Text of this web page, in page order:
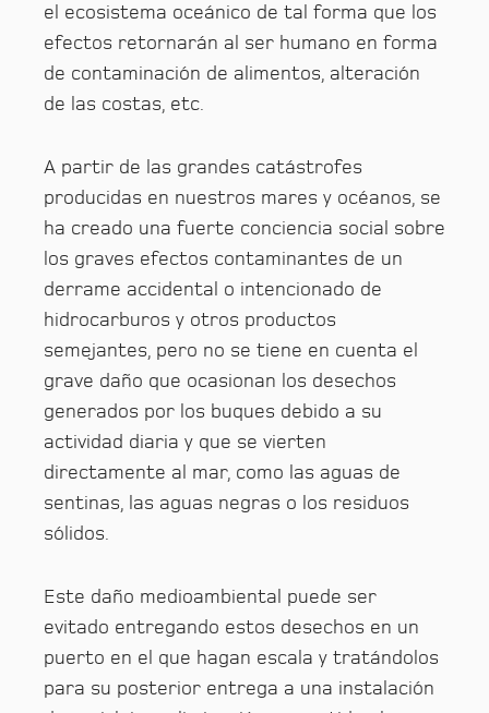
el ecosistema oceánico de tal forma que los
efectos retornarán al ser humano en forma
de contaminación de alimentos, alteración
de las costas, etc.
A partir de las grandes catástrofes
producidas en nuestros mares y océanos, se
ha creado una fuerte conciencia social sobre
los graves efectos contaminantes de un
derrame accidental o intencionado de
hidrocarburos y otros productos
semejantes, pero no se tiene en cuenta el
grave daño que ocasionan los desechos
generados por los buques debido a su
actividad diaria y que se vierten
directamente al mar, como las aguas de
sentinas, las aguas negras o los residuos
sólidos.
Este daño medioambiental puede ser
evitado entregando estos desechos en un
puerto en el que hagan escala y tratándolos
para su posterior entrega a una instalación